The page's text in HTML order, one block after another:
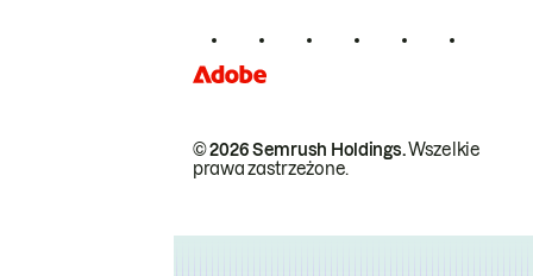
© 2026 Semrush Holdings.Wszelkie
prawa zastrzeżone.